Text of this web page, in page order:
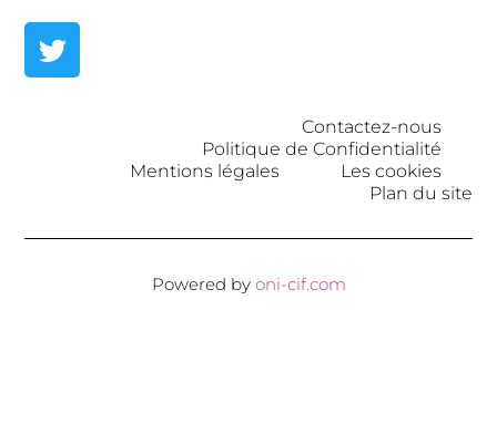
Contactez-nous
Politique de Confidentialité
Mentions légales
Les cookies
Plan du site
Powered by oni-cif.com